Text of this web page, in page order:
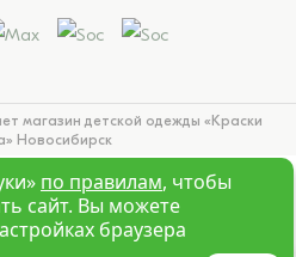
магазин детской одежды «Краски
Новосибирск
по правилам, чтобы
сайт. Вы можете
браузера